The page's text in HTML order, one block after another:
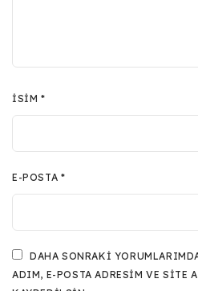
İSIM*
E-POSTA *
DAHA SONRAKI
ADIM, E-POSTA ADRESIM VE SITE